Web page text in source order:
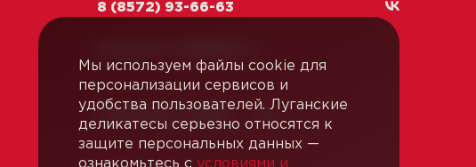
Мы используем файлы cookie для
персонализации сервисов и
удобства пользователей. Луганские
деликатесы серьезно относятся к
защите персональных данных —
ознакомьтесь с условиями и
8 (8572) 93-66-63